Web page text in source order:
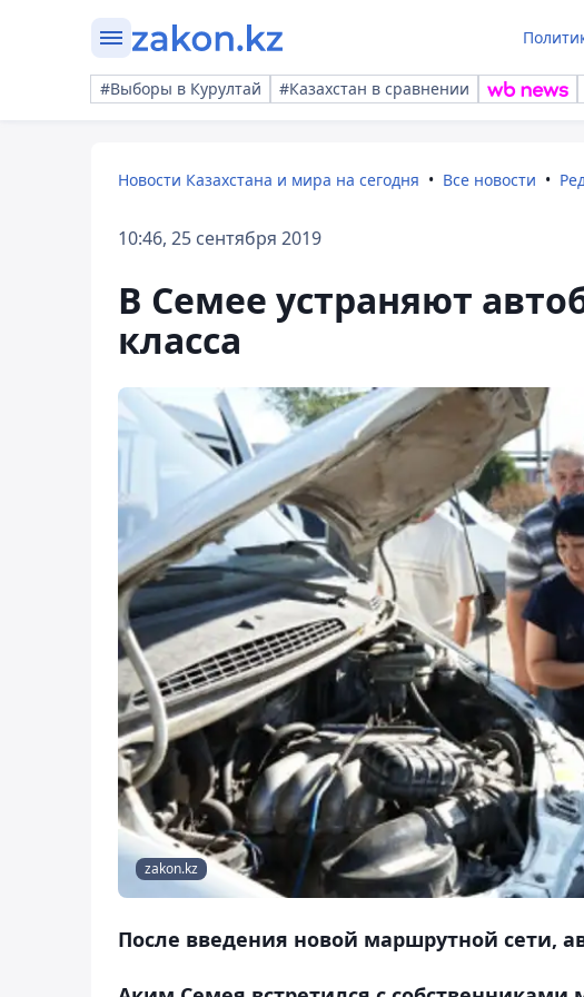
#Выборы в Курултай #Казахстан в сравнении
Новости Казахстана и мира на сегодня Все новости
10:46, 25 сентября 2019
В Семее устраняют
класса
zakon.kz
После введения новой маршрутной сети,